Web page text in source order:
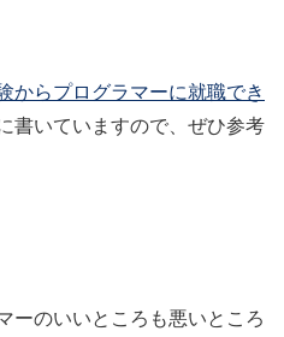
からプログラマーに就職でき
書いていますので、ぜひ参考
ーのいいところも悪いところ